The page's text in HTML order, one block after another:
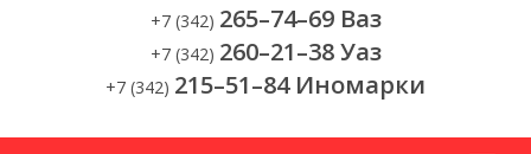
+7 (342) 265–74–69 Ваз
+7 (342) 260–21–38 Уаз
+7 (342) 215–51–84 Иномарки